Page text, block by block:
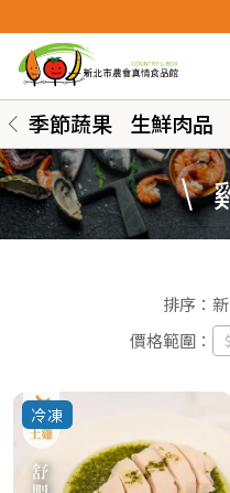
季節蔬果 生鮮肉品
排序：
價格範圍：
冷凍